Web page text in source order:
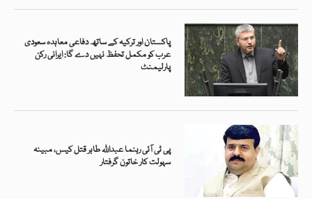
پاکستان اور ترکیہ کے ساتھ دفاعی معاہدہ سعودی
عرب کو مکمل تحفظ نہیں دے گا: ایرانی رکن
پارلیمنٹ
پی ٹی آئی رہنما عبداللہ طاہر قتل کیس، مبینہ
سہولت کار خاتون گرفتار